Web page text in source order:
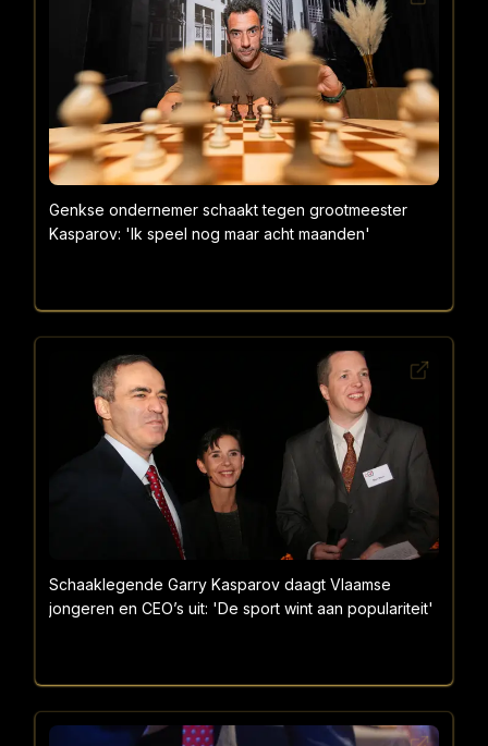
Genkse ondernemer schaakt tegen grootmeester
Kasparov: 'Ik speel nog maar acht maanden'
Schaaklegende Garry Kasparov daagt Vlaamse
jongeren en CEO’s uit: 'De sport wint aan populariteit'